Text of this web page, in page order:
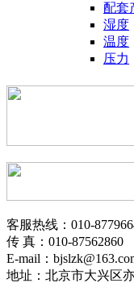
配套
湿度
温度
压力
客服热线：010-
传 真：010-87562860
E-mail：
地址：北京市大兴区